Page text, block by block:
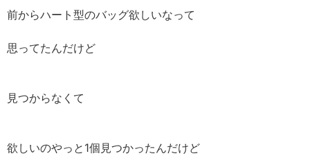
前からハート型のバッグ欲しいなって
思ってたんだけど
見つからなくて
欲しいのやっと1個見つかったんだけど